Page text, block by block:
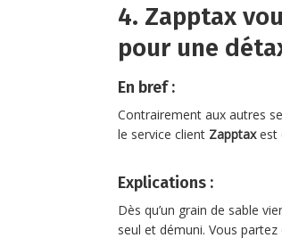
4. Zapptax
pour une
En bref :
Contrairement aux autres
le service client Zapptaxest
Explications :
Dès qu’un grain de sable
seul et démuni. Vous partez